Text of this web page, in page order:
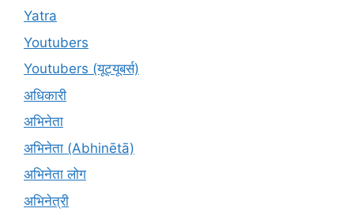
Yatra
Youtubers
Youtubers (यूट्यूबर्स)
अधिकारी
अभिनेता
अभिनेता (Abhinētā)
अभिनेता लोग
अभिनेत्री